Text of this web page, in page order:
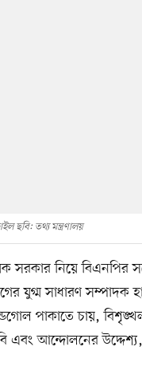
ছবি: তথ্য মন্ত্রণালয়
সরকার নিয়ে বিএনপির
যুগ্ম সাধারণ
পাকাতে চায়,
এবং আন্দোলনের